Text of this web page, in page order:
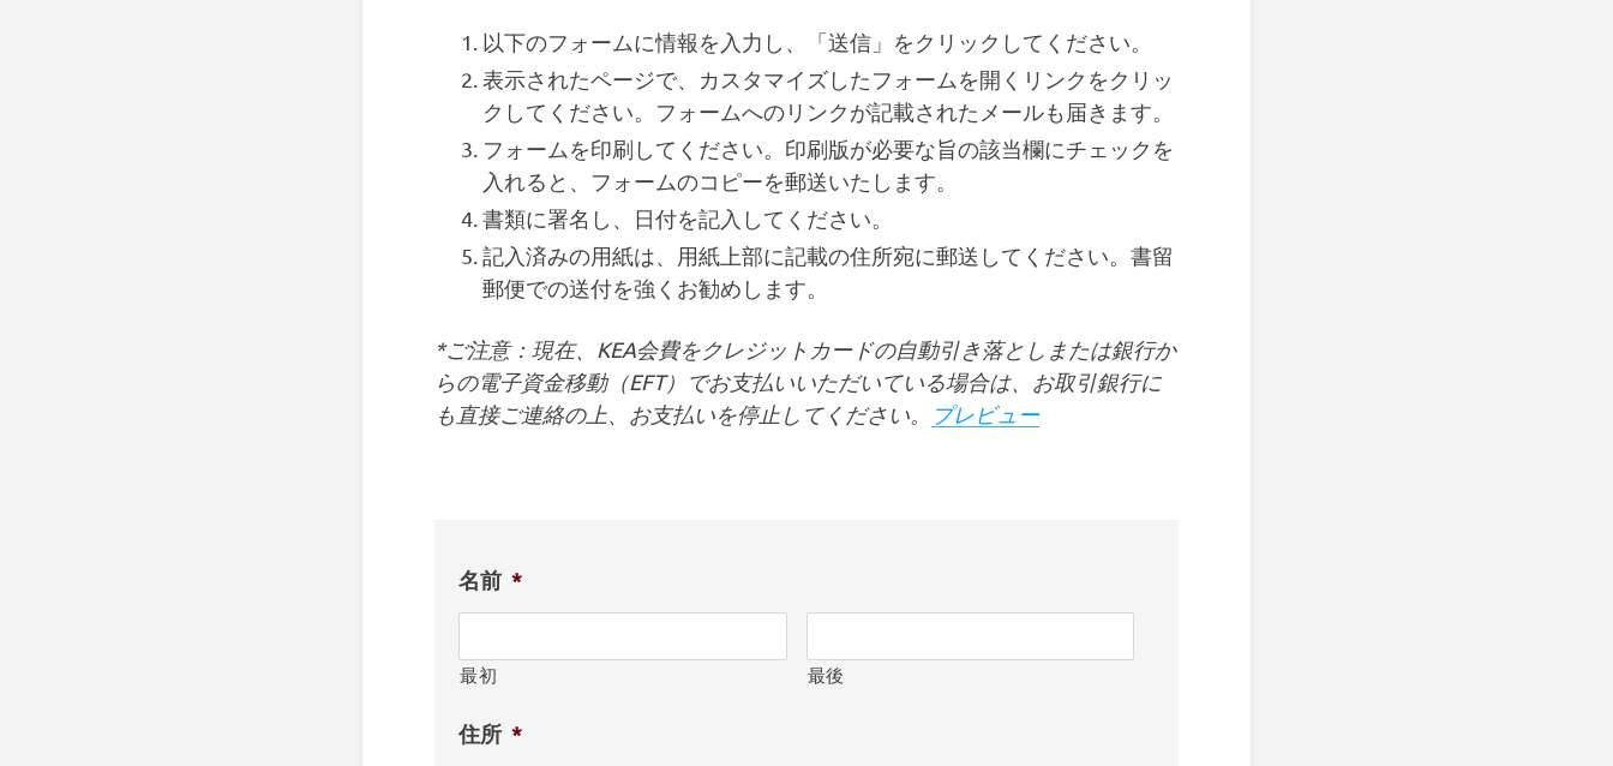
以下のフォームに情報を入力し、「送信」をクリックしてください。
表示されたページで、カスタマイズしたフォームを開くリンクをクリッ
クしてください。フォームへのリンクが記載されたメールも届きます。
フォームを印刷してください。印刷版が必要な旨の該当欄にチェックを
入れると、フォームのコピーを郵送いたします。
書類に署名し、日付を記入してください。
記入済みの用紙は、用紙上部に記載の住所宛に郵送してください。書留
郵便での送付を強くお勧めします。
*ご注意：現在、KEA会費をクレジットカードの自動引き落としまたは銀行か
らの電子資金移動（EFT）でお支払いいただいている場合は、お取引銀行に
も直接ご連絡の上、お支払いを停止してください。
プレビュー（
で
名前 *
最初 最後
住所 *